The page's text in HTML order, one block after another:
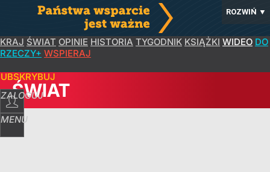
ROZWIŃ ▼
KRAJ ŚWIAT OPINIE HISTORIA TYGODNIK KSIĄŻKI WIDEO DO
RZECZY+ WSPIERAJ
ZALOGUJ
MENU
ŚWIAT